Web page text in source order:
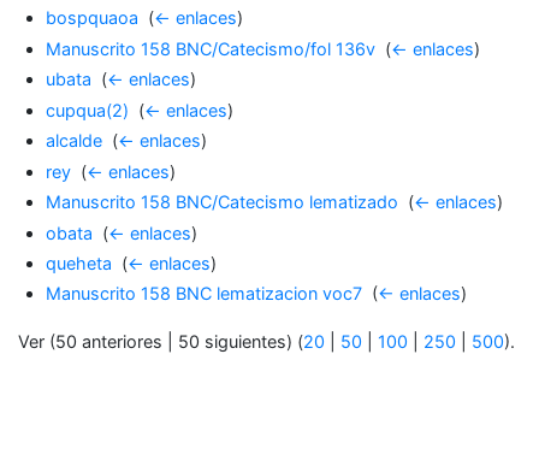
bospquaoa (← enlaces)
Manuscrito 158 BNC/Catecismo/fol 136v (← enlaces)
ubata (← enlaces)
cupqua(2) (← enlaces)
alcalde (← enlaces)
rey (← enlaces)
Manuscrito 158 BNC/Catecismo lematizado (← enlaces)
obata (← enlaces)
queheta (← enlaces)
Manuscrito 158 BNC lematizacion voc7 (← enlaces)
Ver (50 anteriores | 50 siguientes) (20 50 100 250 500).